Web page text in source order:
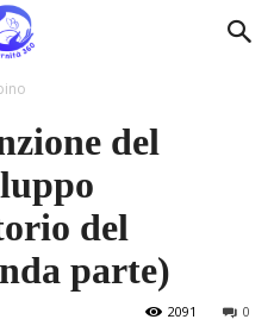
del
del
parte)
0
2091